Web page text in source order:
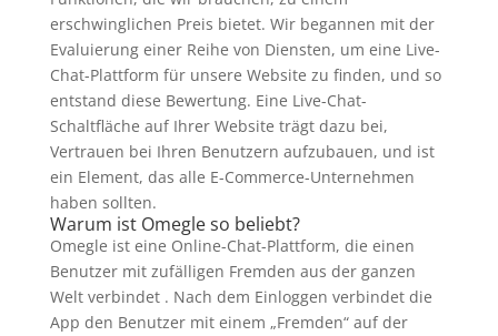
erschwinglichen Preis bietet. Wir begannen mit der
Evaluierung einer Reihe von Diensten, um eine Live-
Chat-Plattform für unsere Website zu finden, und so
entstand diese Bewertung. Eine Live-Chat-
Schaltfläche auf Ihrer Website trägt dazu bei,
Vertrauen bei Ihren Benutzern aufzubauen, und ist
ein Element, das alle E-Commerce-Unternehmen
haben sollten.
Warum ist Omegle so beliebt?
Omegle ist eine Online-Chat-Plattform, die einen
Benutzer mit zufälligen Fremden aus der ganzen
Welt verbindet . Nach dem Einloggen verbindet die
App den Benutzer mit einem „Fremden“ auf der